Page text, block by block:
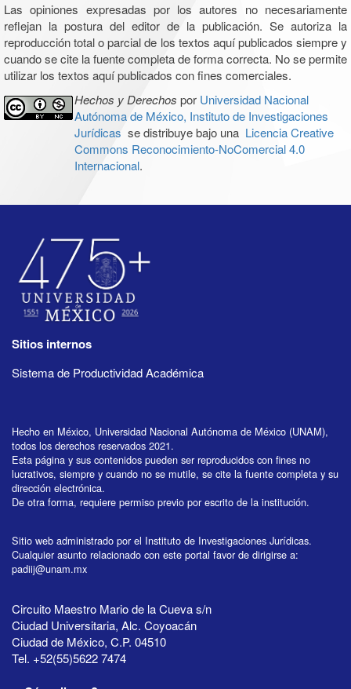
Las opiniones expresadas por los autores no necesariamente
reflejan la postura del editor de la publicación. Se autoriza la
reproducción total o parcial de los textos aquí publicados siempre y
cuando se cite la fuente completa de forma correcta. No se permite
utilizar los textos aquí publicados con fines comerciales.
Hechos y Derechos por Universidad Nacional
Autónoma de México, Instituto de Investigaciones
Jurídicas se distribuye bajo una Licencia Creative
Commons Reconocimiento-NoComercial 4.0
Internacional.
Sitios internos
Sistema de Productividad Académica
Hecho en México, Universidad Nacional Autónoma de México (UNAM),
todos los derechos reservados 2021.
Esta página y sus contenidos pueden ser reproducidos con fines no
lucrativos, siempre y cuando no se mutile, se cite la fuente completa y su
dirección electrónica.
De otra forma, requiere permiso previo por escrito de la institución.
Sitio web administrado por el Instituto de Investigaciones Jurídicas.
Cualquier asunto relacionado con este portal favor de dirigirse a:
padiij@unam.mx
Circuito Maestro Mario de la Cueva s/n
Ciudad Universitaria, Alc. Coyoacán
Ciudad de México, C.P. 04510
Tel. +52(55)5622 7474